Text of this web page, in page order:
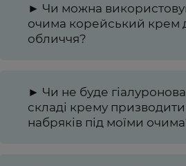
► Чи можна
очима корейський крем
обличчя?
► Чи не буде
складі крему
набряків під моїми